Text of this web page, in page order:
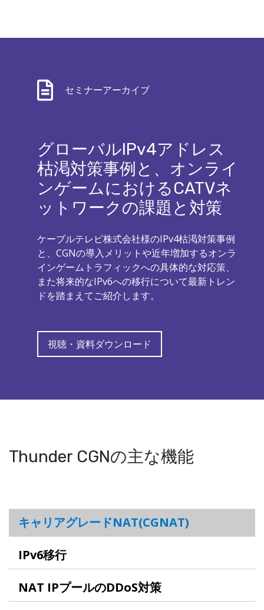
セミナーアーカイブ
グローバルIPv4アドレス
枯渇対策事例と、オンライ
ンゲームにおけるCATVネ
ットワークの課題と対策​
ケーブルテレビ株式会社様のIPv4枯渇対策事例
と、CGNの導入メリットや近年増加するオンラ
インゲームトラフィックへの具体的な対応策、
また将来的なIPv6への移行について最新トレン
ドを踏まえてご紹介します。
視聴・資料ダウンロード
Thunder CGNの主な機能
キャリアグレードNAT(CGNAT)
IPv6移行
NAT IPプールのDDoS対策